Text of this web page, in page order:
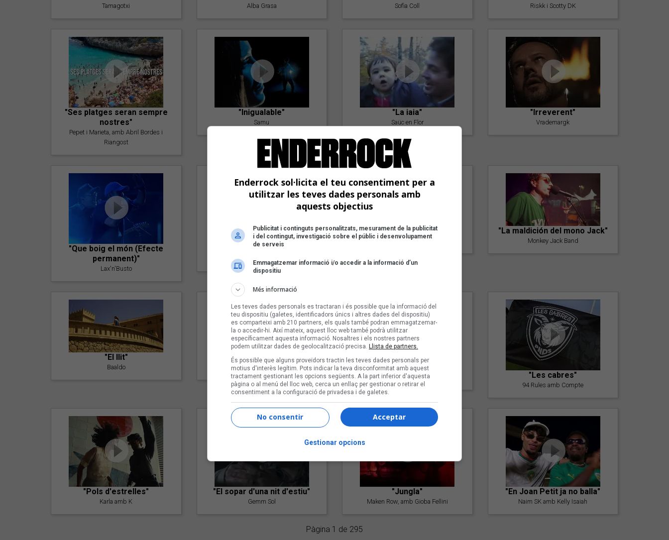
Tamagotxi Alba Grasa Sofia Coll Riskk i Scotty DK
"Ses platges seran sempre
nostres"
Pepet i Marieta, amb Abril Bordes i
Riangost
"Inigualable"
Samu
"La iaia"
Saüc en Flor
"Irreverent"
Vrademargk
"Que boig el món (Efecte
permanent)"
Lax'n'Busto
"Amb tu"
"Postlude To A Kiss"
Goran Levi
"La maldición del mono Jack"
Monkey Jack Band
"El llit"
Baaldo
"Lo bueno y lo malo"
Carmen y María
"Posidònia"
Pep Álvarez amb Joan Muntaner
(Xanguito)
"Les cabres"
94 Rules amb Compte
"Pols d'estrelles"
Karla amb K
"El sopar d'una nit d'estiu"
Gemm Sol
"Jungla"
Maken Row, amb Gioba Fellini
"En Joan Petit ja no balla"
Naim SK amb Kelly Isaiah
Pàgina 1 de 295
Enderrock sol·licita el teu consentiment per a
utilitzar les teves dades personals amb
aquests objectius
Publicitat i continguts personalitzats, mesurament de la publicitat
i del contingut, investigació sobre el públic i desenvolupament
de serveis
Emmagatzemar informació i/o accedir a la informació d’un
dispositiu
Més informació
Les teves dades personals es tractaran i és possible que la informació del
teu dispositiu (galetes, identificadors únics i altres dades del dispositiu)
es comparteixi amb 210 partners, els quals també podran emmagatzemar-
la o accedir-hi. Així mateix, aquest lloc web també podrà utilitzar
específicament aquesta informació. Nosaltres i els nostres partners
podem utilitzar dades de geolocalització precisa. Llista de partners.
És possible que alguns proveïdors tractin les teves dades personals per
motius d'interès legítim. Pots indicar la teva disconformitat amb aquest
tractament gestionant les opcions següents. A la part inferior d'aquesta
pàgina o al menú del lloc web, cerca un enllaç per gestionar o retirar el
consentiment a la configuració de privadesa i de galetes.
Acceptar
No consentir
Gestionar opcions